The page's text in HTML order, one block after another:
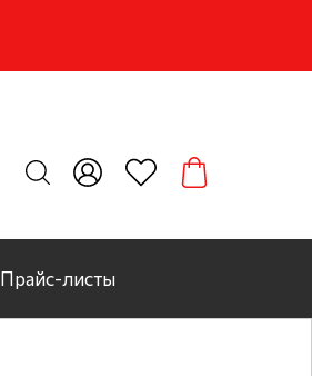
Прайс-листы